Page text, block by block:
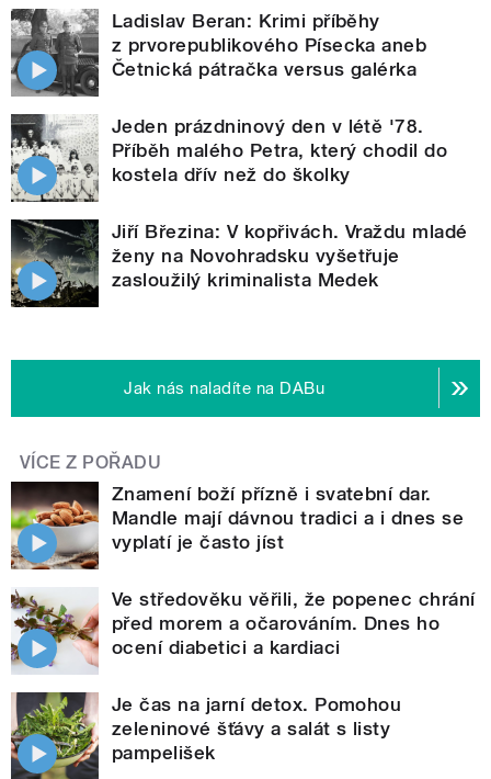
Ladislav Beran: Krimi příběhy
z prvorepublikového Písecka aneb
Četnická pátračka versus galérka
Jeden prázdninový den v létě '78.
Příběh malého Petra, který chodil do
kostela dřív než do školky
Jiří Březina: V kopřivách. Vraždu mladé
ženy na Novohradsku vyšetřuje
zasloužilý kriminalista Medek
Jak nás naladíte na DABu
VÍCE Z POŘADU
Znamení boží přízně i svatební dar.
Mandle mají dávnou tradici a i dnes se
vyplatí je často jíst
Ve středověku věřili, že popenec chrání
před morem a očarováním. Dnes ho
ocení diabetici a kardiaci
Je čas na jarní detox. Pomohou
zeleninové šťávy a salát s listy
pampelišek